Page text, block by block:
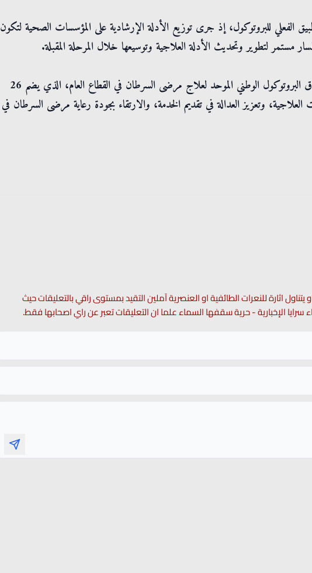
الفعلي للبروتوكول، إذ جرى توزيع الأدلة الإرشادية على المؤسسات الصحية لتكون
مستمر لتطوير وتحديث الأدلة العلاجية وتوسيعها خلال المرحلة المقبلة.
وكان وزير الصحة رعى، الأربعاء، حفل إطلاق البروتوكول الوطني الموحد لعلاج مرضى السرطان في القطاع العام، الذي يضم 26
وتعزيز العدالة في تقديم الخدمة، والارتقاء بجودة رعاية مرضى السرطان في
اثارة للنعرات الطائفية او العنصرية آملين التقيد بمستوى راقي بالتعليقات حيث
سرايا الإخبارية - حرية سقفها السماء علما ان التعليقات تعبر عن راي اصحابها فقط.